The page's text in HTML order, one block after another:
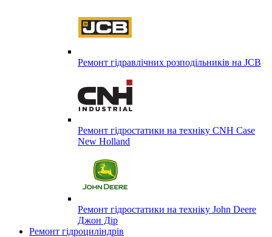
Ремонт гідравлічних розподільників на JCB
Ремонт гідростатики на техніку CNH Case
New Holland
Ремонт гідростатики на техніку John Deere
Джон Дір
Ремонт гідроциліндрів